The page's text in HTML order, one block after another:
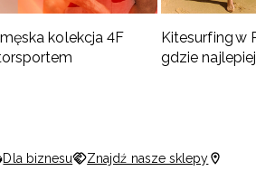
kolekcja 4F
Kitesurfing w
gdzie
Dla biznesu Znajdź nasze sklepy